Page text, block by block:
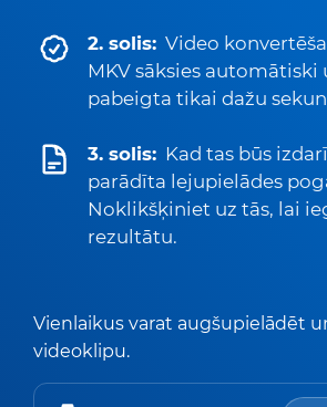
2. solis: Video
MKV sāksies automātiski
pabeigta tikai dažu
3. solis: Kad tas būs
parādīta lejupielādes
Noklikšķiniet uz tās, lai
rezultātu.
Vienlaikus varat augšupielādēt
videoklipu.